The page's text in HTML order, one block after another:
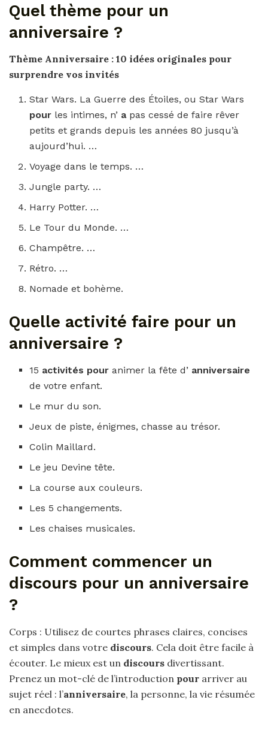
Quel thème pour un
anniversaire ?
Thème Anniversaire : 10 idées originales pour
surprendre vos invités
Star Wars. La Guerre des Étoiles, ou Star Wars
pour les intimes, n’ a pas cessé de faire rêver
petits et grands depuis les années 80 jusqu’à
aujourd’hui. …
Voyage dans le temps. …
Jungle party. …
Harry Potter. …
Le Tour du Monde. …
Champêtre. …
Rétro. …
Nomade et bohème.
Quelle activité faire pour un
anniversaire ?
15 activités pouranimer la fête d’ anniversaire
de votre enfant.
Le mur du son.
Jeux de piste, énigmes, chasse au trésor.
Colin Maillard.
Le jeu Devine tête.
La course aux couleurs.
Les 5 changements.
Les chaises musicales.
Comment commencer un
discours pour un anniversaire
?
Corps : Utilisez de courtes phrases claires, concises
et simples dans votre discours. Cela doit être facile à
écouter. Le mieux est un discours divertissant.
Prenez un mot-clé de l’introduction pour arriver au
sujet réel : l’anniversaire, la personne, la vie résumée
en anecdotes.